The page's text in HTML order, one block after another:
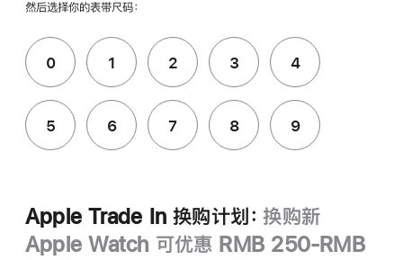
然后选择你的表带尺码：
0 1 2 3 4
5 6 7 8 9
Apple Trade In 换购计划： 换购新
Apple Watch 可优惠 RMB 250-RMB